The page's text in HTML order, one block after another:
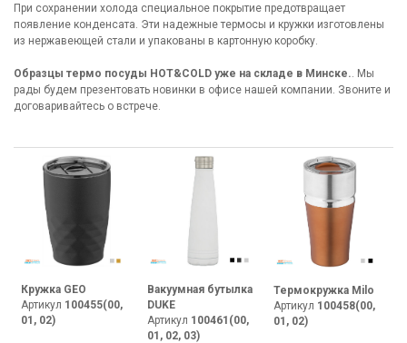
При сохранении холода специальное покрытие предотвращает
появление конденсата. Эти надежные термосы и кружки изготовлены
из нержавеющей стали и упакованы в картонную коробку.
Образцы термо посуды HOT&COLD уже на складе в Минске.
. Мы
рады будем презентовать новинки в офисе нашей компании. Звоните и
договаривайтесь о встрече.
Кружка GEO
Артикул 100455(00,
01, 02)
Вакуумная бутылка
DUKE
Артикул 100461(00,
01, 02, 03)
Термокружка Milo
Артикул 100458(00,
01, 02)